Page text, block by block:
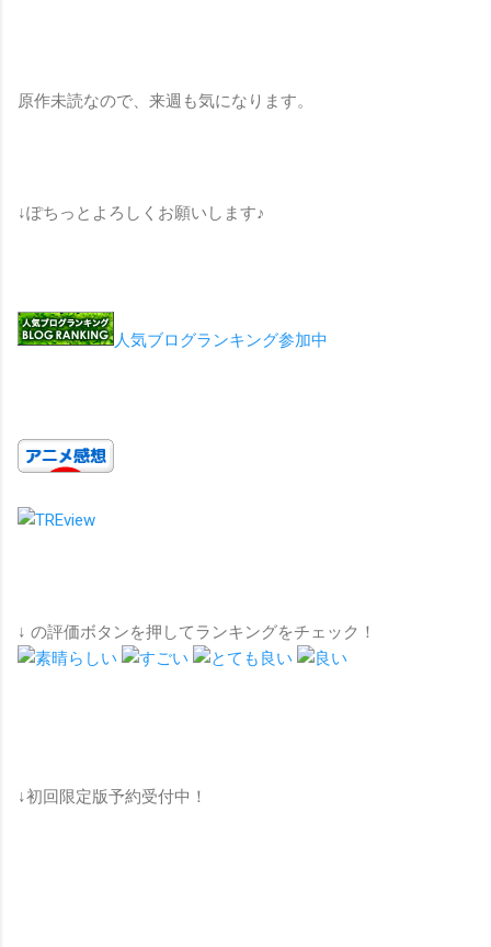
原作未読なので、来週も気になります。
↓ぽちっとよろしくお願いします♪
人気ブログランキング参加中
↓ の評価ボタンを押してランキングをチェック！
↓初回限定版予約受付中！